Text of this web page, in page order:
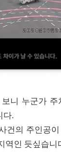
니 누군가 주
다.
건의 주인공
역인 듯싶습니